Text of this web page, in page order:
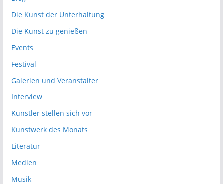
Die Kunst der Unterhaltung
Die Kunst zu genießen
Events
Festival
Galerien und Veranstalter
Interview
Künstler stellen sich vor
Kunstwerk des Monats
Literatur
Medien
Musik